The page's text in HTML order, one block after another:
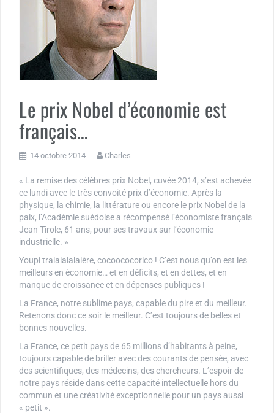
Le prix Nobel d’économie est
français…
14 octobre 2014 Charles
« La remise des célèbres prix Nobel, cuvée 2014, s’est achevée
ce lundi avec le très convoité prix d’économie. Après la
physique, la chimie, la littérature ou encore le prix Nobel de la
paix, l’Académie suédoise a récompensé l’économiste français
Jean Tirole, 61 ans, pour ses travaux sur l’économie
industrielle. »
Youpi tralalalalalère, cocoococorico ! C’est nous qu’on est les
meilleurs en économie… et en déficits, et en dettes, et en
manque de croissance et en dépenses publiques !
La France, notre sublime pays, capable du pire et du meilleur.
Retenons donc ce soir le meilleur. C’est toujours de belles et
bonnes nouvelles.
La France, ce petit pays de 65 millions d’habitants à peine,
toujours capable de briller avec des courants de pensée, avec
des scientifiques, des médecins, des chercheurs. L’espoir de
notre pays réside dans cette capacité intellectuelle hors du
commun et une créativité exceptionnelle pour un pays aussi
« petit ».